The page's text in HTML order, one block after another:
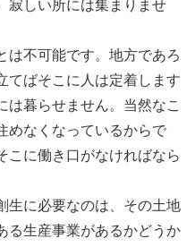
寂しい所には集まりませ
は不可能です。地方であろ
てばそこに人は定着します
は暮らせません。当然なこ
めなくなっているからで
こに働き口がなければなら
生に必要なのは、その土地
る生産事業があるかどうか